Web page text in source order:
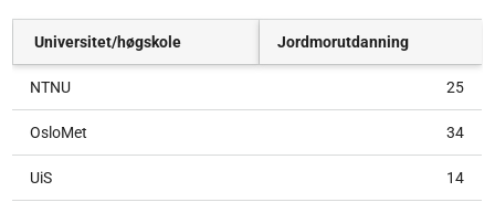
Universitet/høgskole Jordmorutdanning
NTNU 25
OsloMet 34
UiS 14